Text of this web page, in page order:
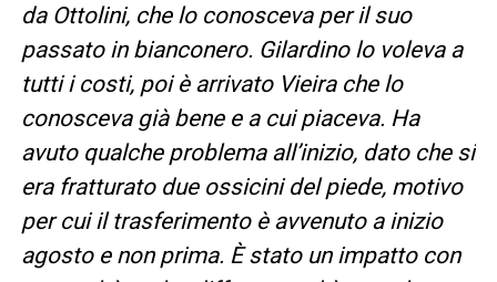
da Ottolini, che lo conosceva per il suo
passato in bianconero. Gilardino lo voleva a
tutti i costi, poi è arrivato Vieira che lo
conosceva già bene e a cui piaceva. Ha
avuto qualche problema all’inizio, dato che si
era fratturato due ossicini del piede, motivo
per cui il trasferimento è avvenuto a inizio
agosto e non prima. È stato un impatto con